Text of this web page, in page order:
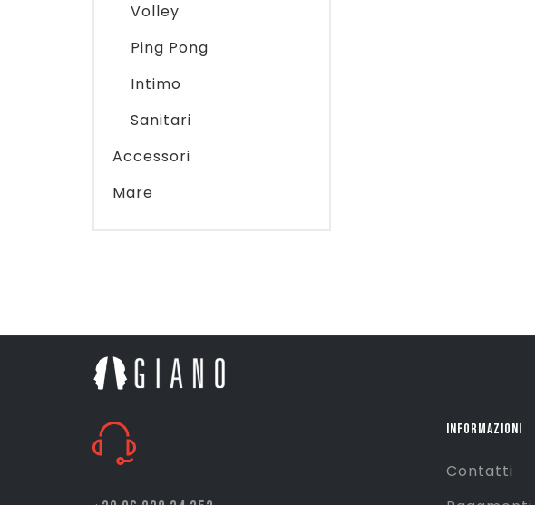
Volley
Ping Pong
Intimo
Sanitari
Accessori
Mare
INFORMAZIONI
Contatti